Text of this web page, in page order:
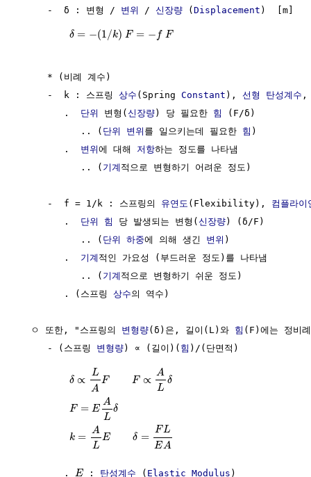
     -  δ : 변형 /
변위 / 신장량 ( Displacement )  [m]
δ = −(1/k) F = − f F
     * (비례 계수)
     -  k : 스프링
상수 (Spring Constant ), 선형 탄성계수 ,
        .
단위 변형( 신장량) 당 필요한 힘
(F/δ)
           .. (
단위 변위 를 일으키는데 필요한 힘 )
        .
변위에 대해 저항하는 정도를 나타냄
           .. (
기계 적으로 변형하기 어려운 정도)
     -  f = 1/k : 스프링의
유연도 (Flexibility), 컴플라이
        .
단위 힘 당 발생되는 변형( 신장량) (δ/F)
           .. (
단위 하중에 의해 생긴 변위 )
        .
기계 적인 가요성 (부드러운 정도)를 나타냄
           .. (
기계 적으로 변형하기 쉬운 정도)
        . (스프링
상수의 역수)
  ㅇ 또한, "스프링의
변형량(δ)은, 길이(L)와 힘 (F)에는 정비
     - (스프링
변형량) ∝ (길이)( 힘 )/(단면적)
δ ∝
L
A
F F ∝
A
L
δ
F = E
A
L
δ
k =
A
L
E δ =
FL
EA
        .
E : 탄성계수 ( Elastic Modulus )